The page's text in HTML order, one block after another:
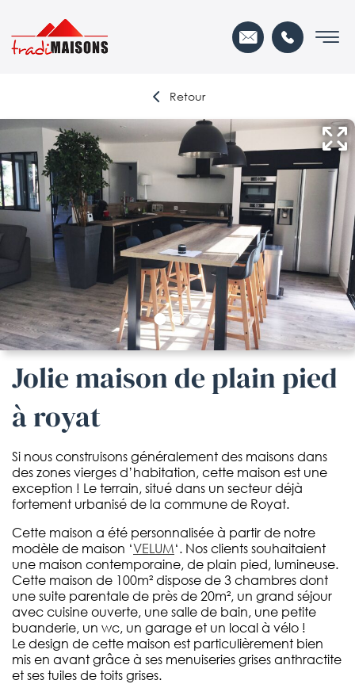
Retour
jolie maison de plain pied
à royat
Si nous construisons généralement des maisons dans
des zones vierges d’habitation, cette maison est une
exception ! Le terrain, situé dans un secteur déjà
fortement urbanisé de la commune de Royat.
Cette maison a été personnalisée à partir de notre
modèle de maison ‘VELUM‘. Nos clients souhaitaient
une maison contemporaine, de plain pied, lumineuse.
Cette maison de 100m² dispose de 3 chambres dont
une suite parentale de près de 20m², un grand séjour
avec cuisine ouverte, une salle de bain, une petite
buanderie, un wc, un garage et un local à vélo !
Le design de cette maison est particulièrement bien
mis en avant grâce à ses menuiseries grises anthractite
et ses tuiles de toits grises.